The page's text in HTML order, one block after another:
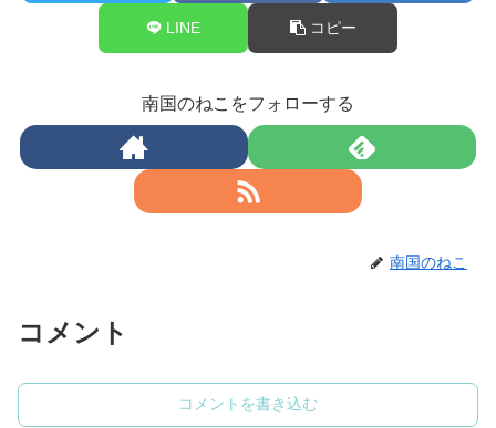
LINE コピー
南国のねこをフォローする
南国のねこ
コメント
コメントを書き込む